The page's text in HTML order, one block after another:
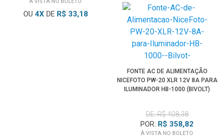
OU 4XDE R$ 33,18
FONTE AC DE ALIMENTAÇÃO
NICEFOTO PW-20 XLR 12V 8A PARA
ILUMINADOR HB-1000 (BIVOLT)
DE: R$ 408,38
POR: R$ 358,82
À VISTA NO BOLETO